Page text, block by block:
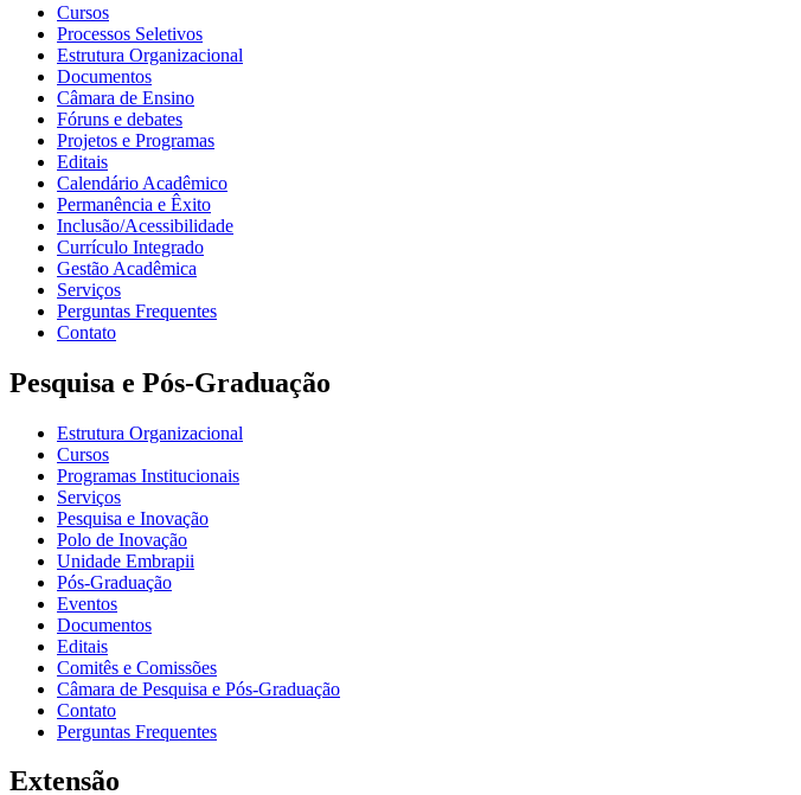
Cursos
Processos Seletivos
Estrutura Organizacional
Documentos
Câmara de Ensino
Fóruns e debates
Projetos e Programas
Editais
Calendário Acadêmico
Permanência e Êxito
Inclusão/Acessibilidade
Currículo Integrado
Gestão Acadêmica
Serviços
Perguntas Frequentes
Contato
Pesquisa e Pós-Graduação
Estrutura Organizacional
Cursos
Programas Institucionais
Serviços
Pesquisa e Inovação
Polo de Inovação
Unidade Embrapii
Pós-Graduação
Eventos
Documentos
Editais
Comitês e Comissões
Câmara de Pesquisa e Pós-Graduação
Contato
Perguntas Frequentes
Extensão